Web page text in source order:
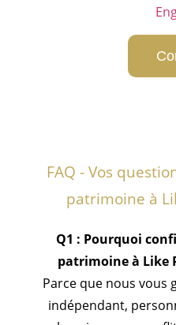
FAQ - Vos
patrimoine à
Q1 : Pourquoi
patrimoine à Like
Parce que nous vous
indépendant,